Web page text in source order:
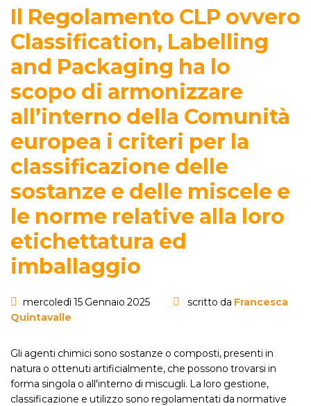
Il Regolamento CLP ovvero
Classification, Labelling
and Packaging ha lo
scopo di armonizzare
all’interno della Comunità
europea i criteri per la
classificazione delle
sostanze e delle miscele e
le norme relative alla loro
etichettatura ed
imballaggio
mercoledì 15 Gennaio 2025 scritto da Francesca
Quintavalle
Gli agenti chimici sono sostanze o composti, presenti in
natura o ottenuti artificialmente, che possono trovarsi in
forma singola o all'interno di miscugli. La loro gestione,
classificazione e utilizzo sono regolamentati da normative